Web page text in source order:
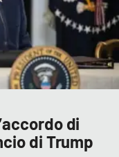
di
di Trump